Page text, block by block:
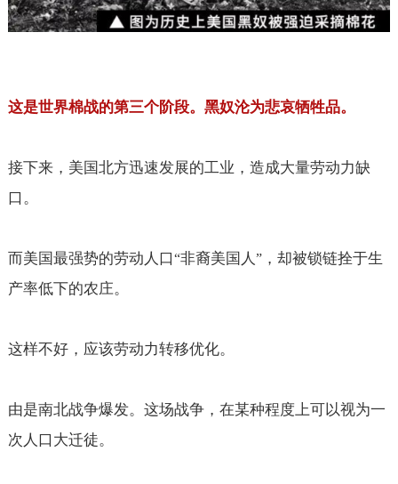
这是世界棉战的第三个阶段。黑奴沦为悲哀牺牲品。
接下来，美国北方迅速发展的工业，造成大量劳动力缺
口。
而美国最强势的劳动人口“非裔美国人 ”，却被锁链拴于生
产率低下的农庄。
这样不好，应该劳动力转移优化。
由是南北战争爆发。这场战争，在某种程度上可以视为一
次人口大迁徒。